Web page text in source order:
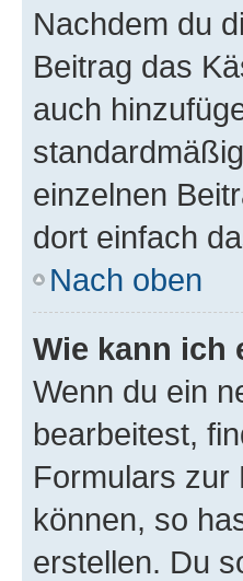
Nachdem du
Beitrag das
auch
einzelnen
dort einfach
Nach oben
Wie kann ich
Wenn du ein
bearbeitest,
Formulars zur
können, so
erstellen. Du